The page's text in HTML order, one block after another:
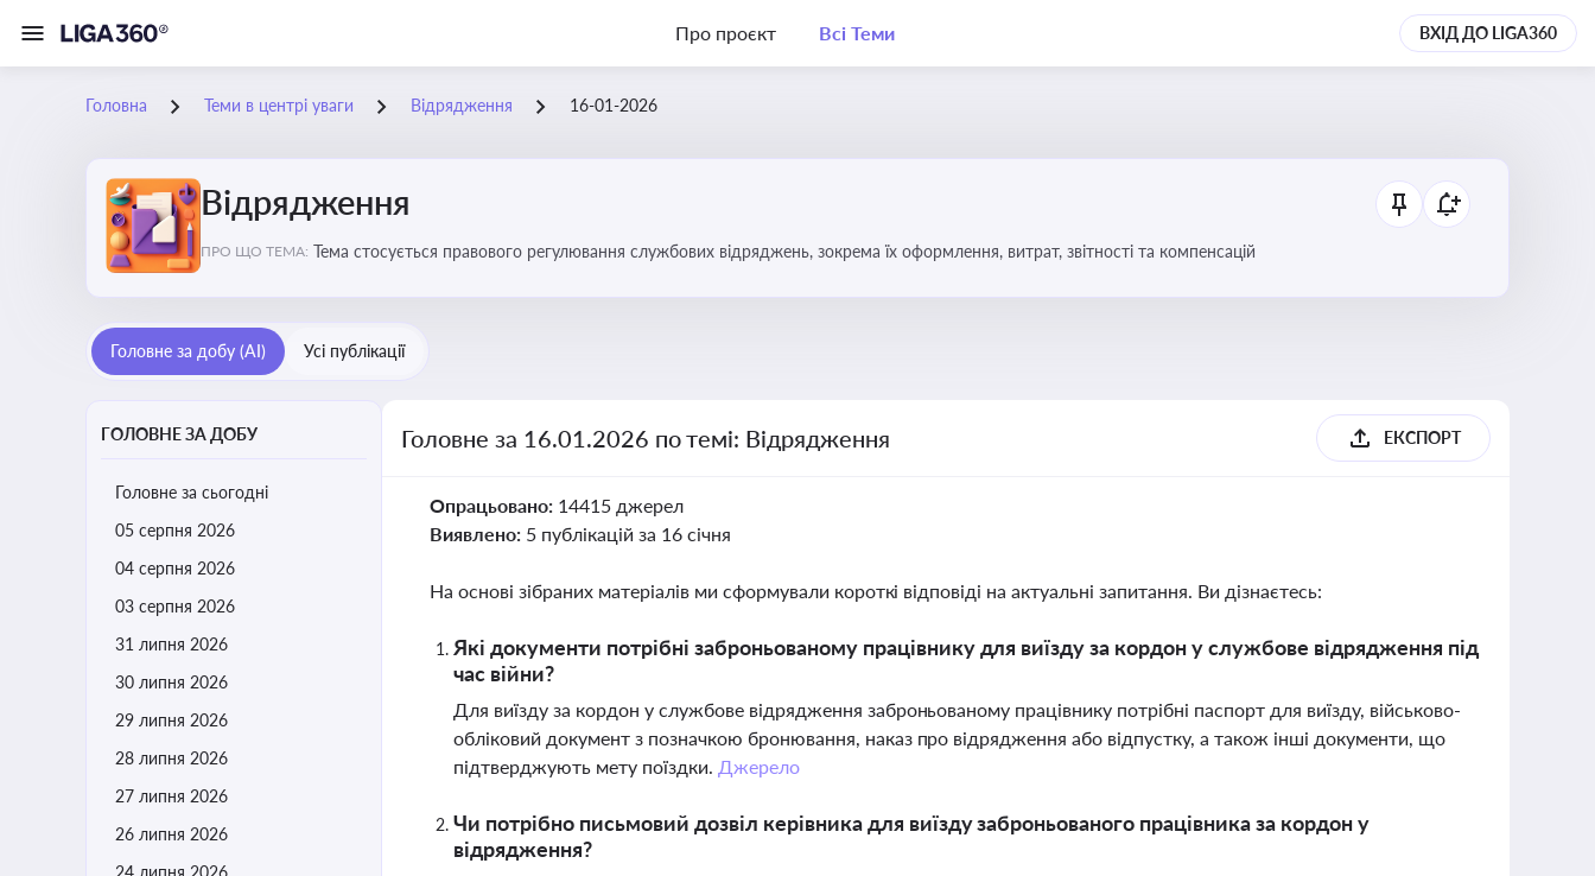
Про проєкт Всі Теми ВХІД ДО LIGA360
Головна Теми в центрі уваги Відрядження 16-01-2026
Відрядження
ПРО ЩО ТЕМА: Тема стосується правового регулювання службових відряджень, зокрема їх оформлення, витрат, звітності та компенсацій
Головне за добу (AI) Усі публікації
ГОЛОВНЕ ЗА ДОБУ
Головне за сьогодні
05 серпня 2026
04 серпня 2026
03 серпня 2026
31 липня 2026
30 липня 2026
29 липня 2026
28 липня 2026
27 липня 2026
26 липня 2026
24 липня 2026
Головне за 16.01.2026 по темі: Відрядження ЕКСПОРТ
Опрацьовано: 14415 джерел
Виявлено: 5 публікацій за 16 січня
На основі зібраних матеріалів ми сформували короткі відповіді на актуальні запитання. Ви дізнаєтесь:
Які документи потрібні заброньованому працівнику для виїзду за кордон у службове відрядження під
час війни?
Для виїзду за кордон у службове відрядження заброньованому працівнику потрібні паспорт для виїзду, військово-
обліковий документ з позначкою бронювання, наказ про відрядження або відпустку, а також інші документи, що
підтверджують мету поїздки. Джерело
Чи потрібно письмовий дозвіл керівника для виїзду заброньованого працівника за кордон у
відрядження?